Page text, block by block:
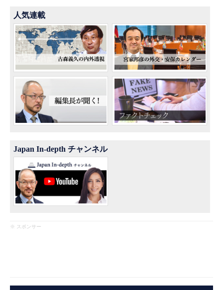
人気連載
Japan In-depth チャンネル
※ スポンサー